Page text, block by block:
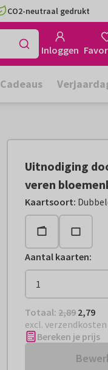
CO2-neutraal gedrukt
Inloggen
Cadeaus
Uitnodiging
veren
Kaartsoort:
Aantal kaarten:
Totaal: € 2,79
Totaal: 2,89 2,79
excl. verzendkosten
Bereken je prijs